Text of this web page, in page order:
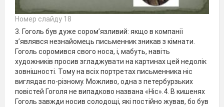
Номер слайду 18
3. Гоголь був дуже сором’язливий: якщо в компанії
з’являвся незнайомець письменник зникав з кімнати.
Гоголь соромився свого носа, і, мабуть, навіть
художників просив згладжувати на картинах цей недолік
зовнішності. Тому на всіх портретах письменника ніс
виглядає по-різному. Можливо, одна з петербурзьких
повістей Гоголя не випадково названа «Ніс».4. В кишенях
Гоголь завжди носив солодощі, які постійно жував, бо був